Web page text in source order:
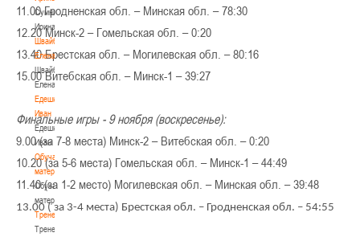
Сумникова
Ирина
Швайбович
Елена
Швайбович
Елена
Едешко
Иван
Едешко
Иван
Обучающие
материалы
Обучающие
материалы
Тренерам
Тренерам
11.00 Гродненская обл. – Минская обл. – 78:30
12.20 Минск-2 – Гомельская обл. – 0:20
13.40 Брестская обл. – Могилевская обл. – 80:16
15.00 Витебская обл. – Минск-1 – 39:27
Финальные игры - 9 ноября (воскресенье):
9.00 (за 7-8 места) Минск-2 – Витебская обл. – 0:20
10.20 (за 5-6 места) Гомельская обл. – Минск-1 – 44:49
11.40 (за 1-2 место) Могилевская обл. – Минская обл. – 39:48
13.00 ( за 3-4 места) Брестская обл. – Гродненская обл. – 54:55